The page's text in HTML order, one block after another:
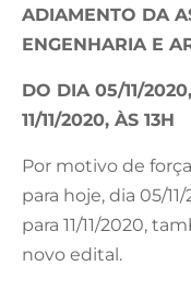
ADIAMENTO DA
ENGENHARIA E
DO DIA 05/11/
11/11/2020, ÀS 13H
Por motivo de
para hoje, dia 05/
para 11/11/2020,
novo edital.